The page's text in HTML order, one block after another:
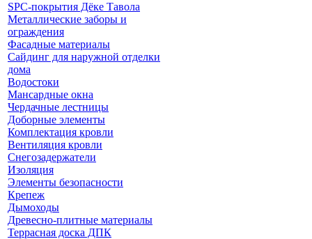
SPC-покрытия Дёке Тавола
Металлические заборы и
ограждения
Фасадные материалы
Сайдинг для наружной отделки
дома
Водостоки
Мансардные окна
Чердачные лестницы
Доборные элементы
Комплектация кровли
Вентиляция кровли
Снегозадержатели
Изоляция
Элементы безопасности
Крепеж
Дымоходы
Древесно-плитные материалы
Террасная доска ДПК